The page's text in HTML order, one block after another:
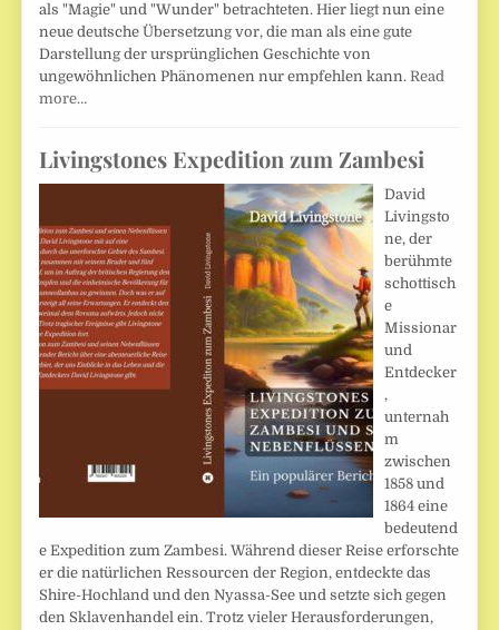
als "Magie" und "Wunder" betrachteten. Hier liegt nun eine
neue deutsche Übersetzung vor, die man als eine gute
Darstellung der ursprünglichen Geschichte von
ungewöhnlichen Phänomenen nur empfehlen kann.Read
more…
Livingstones Expedition zum Zambesi
David
Livingsto
ne, der
berühmte
schottisch
e
Missionar
und
Entdecker
,
unternah
m
zwischen
1858 und
1864 eine
bedeutend
e Expedition zum Zambesi. Während dieser Reise erforschte
er die natürlichen Ressourcen der Region, entdeckte das
Shire-Hochland und den Nyassa-See und setzte sich gegen
den Sklavenhandel ein. Trotz vieler Herausforderungen,